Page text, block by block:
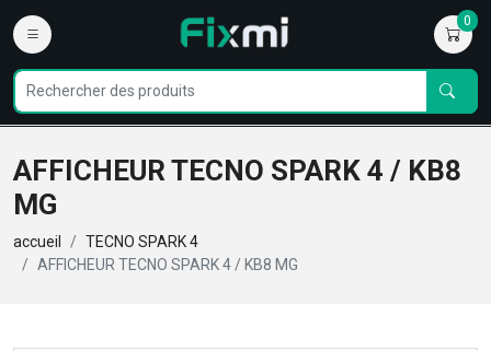
0
AFFICHEUR TECNO SPARK 4 / KB8
MG
accueil
TECNO SPARK 4
AFFICHEUR TECNO SPARK 4 / KB8 MG